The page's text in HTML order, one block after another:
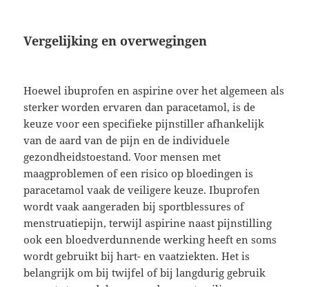
Vergelijking en overwegingen
Hoewel ibuprofen en aspirine over het algemeen als
sterker worden ervaren dan paracetamol, is de
keuze voor een specifieke pijnstiller afhankelijk
van de aard van de pijn en de individuele
gezondheidstoestand. Voor mensen met
maagproblemen of een risico op bloedingen is
paracetamol vaak de veiligere keuze. Ibuprofen
wordt vaak aangeraden bij sportblessures of
menstruatiepijn, terwijl aspirine naast pijnstilling
ook een bloedverdunnende werking heeft en soms
wordt gebruikt bij hart- en vaatziekten. Het is
belangrijk om bij twijfel of bij langdurig gebruik